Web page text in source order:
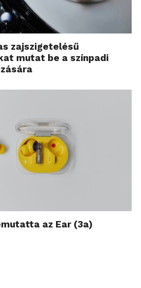
zajszigetelésű
mutat be a színpadi
az Ear (3a)